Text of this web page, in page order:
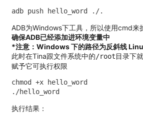
adb push hello_word ./.
ADB为Windows下工具，所以使用cmd来
确保ADB已经添加进环境变量中
*注意：Windows 下的路径为反斜线
此时在Tina跟文件系统中的/root目录下
赋予它可执行权限
chmod +x hello_word
./hello_word
执行结果：